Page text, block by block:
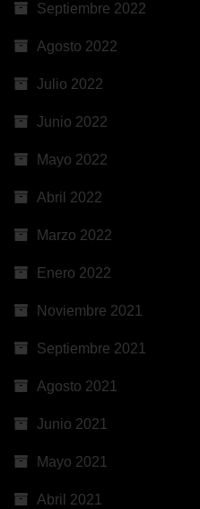
Septiembre 2022
Agosto 2022
Julio 2022
Junio 2022
Mayo 2022
Abril 2022
Marzo 2022
Enero 2022
Noviembre 2021
Septiembre 2021
Agosto 2021
Junio 2021
Mayo 2021
Abril 2021